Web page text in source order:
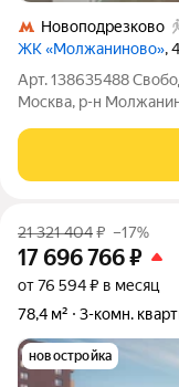
Новоподрезково
ЖК «Молжаниново»,
Арт. 138635488
Москва, р-н
изолированные-
улицу) - комната 18
21 321 404₽ –17%
17 696 766₽
от 76 594 ₽ в месяц
78,4 м²
3-комн.
новостройка